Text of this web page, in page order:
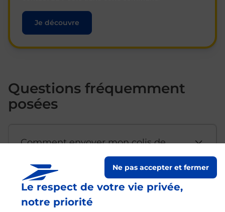
Le respect de votre vie privée,
notre priorité
Ne pas accepter et fermer
Je découvre
Questions fréquemment
posées
Comment envoyer mon colis de
Est-il possible d’acheter un
emballage directement depuis un